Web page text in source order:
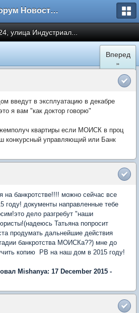
Форум Новостройки
улица Индустриал...
Вперед
»
введут в эксплуатацию в декабре
я вам "как доктор говорю"
квартиры если МОИСК в проц
конкурсный управляющий или Банк
на банкротстве!!!! можно сейчас все
году! документы направленные тебе
дело разгребут "наши
Татьяна попросит
продумать дальнейшие действия
банкротства МОИСКа??) мне до
копию РВ на наш дом в 2015 году!
Mishanya: 17 December 2015 -